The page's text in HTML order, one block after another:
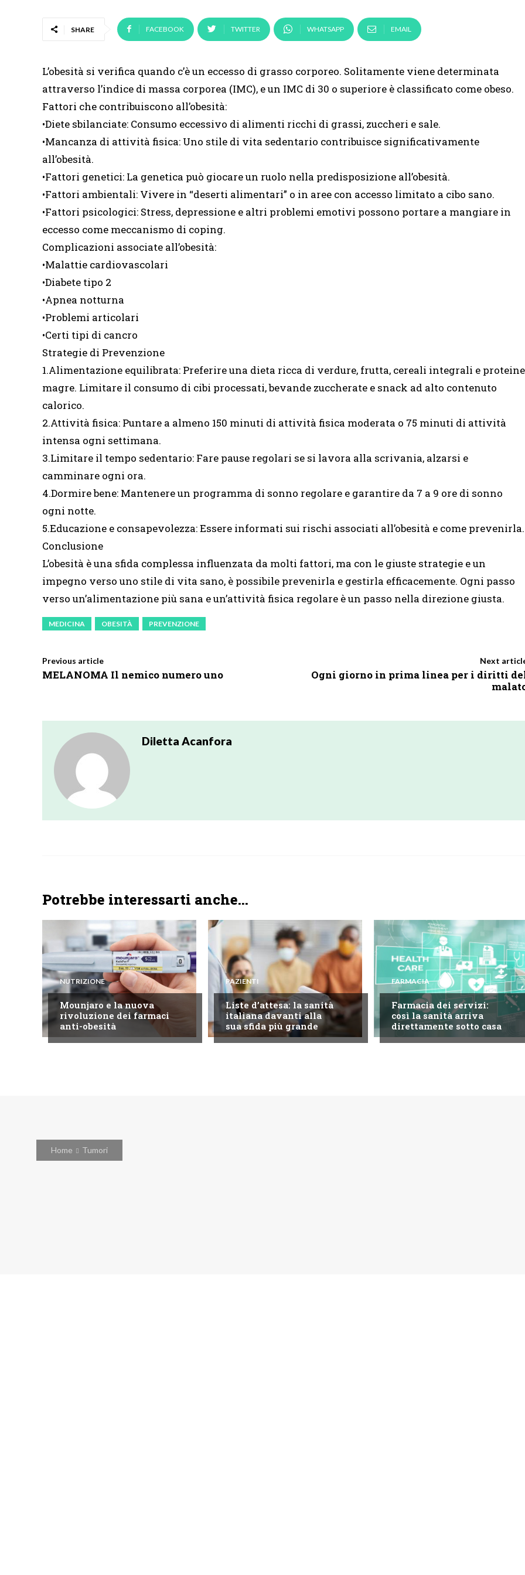
SHARE FACEBOOK TWITTER WHATSAPP EMAIL
L’obesità si verifica quando c’è un eccesso di grasso corporeo. Solitamente viene determinata
attraverso l’indice di massa corporea (IMC), e un IMC di 30 o superiore è classificato come obeso.
Fattori che contribuiscono all’obesità:
•Diete sbilanciate: Consumo eccessivo di alimenti ricchi di grassi, zuccheri e sale.
•Mancanza di attività fisica: Uno stile di vita sedentario contribuisce significativamente
all’obesità.
•Fattori genetici: La genetica può giocare un ruolo nella predisposizione all’obesità.
•Fattori ambientali: Vivere in “deserti alimentari” o in aree con accesso limitato a cibo sano.
•Fattori psicologici: Stress, depressione e altri problemi emotivi possono portare a mangiare in
eccesso come meccanismo di coping.
Complicazioni associate all’obesità:
•Malattie cardiovascolari
•Diabete tipo 2
•Apnea notturna
•Problemi articolari
•Certi tipi di cancro
Strategie di Prevenzione
1.Alimentazione equilibrata: Preferire una dieta ricca di verdure, frutta, cereali integrali e proteine
magre. Limitare il consumo di cibi processati, bevande zuccherate e snack ad alto contenuto
calorico.
2.Attività fisica: Puntare a almeno 150 minuti di attività fisica moderata o 75 minuti di attività
intensa ogni settimana.
3.Limitare il tempo sedentario: Fare pause regolari se si lavora alla scrivania, alzarsi e
camminare ogni ora.
4.Dormire bene: Mantenere un programma di sonno regolare e garantire da 7 a 9 ore di sonno
ogni notte.
5.Educazione e consapevolezza: Essere informati sui rischi associati all’obesità e come prevenirla.
Conclusione
L’obesità è una sfida complessa influenzata da molti fattori, ma con le giuste strategie e un
impegno verso uno stile di vita sano, è possibile prevenirla e gestirla efficacemente. Ogni passo
verso un’alimentazione più sana e un’attività fisica regolare è un passo nella direzione giusta.
MEDICINA OBESITÀ PREVENZIONE
Previous article
MELANOMA Il nemico numero uno
Next
Ogni giorno in prima linea per i diritti
Diletta Acanfora
Potrebbe interessarti anche...
NUTRIZIONE
Mounjaro e la nuova
rivoluzione dei farmaci
anti-obesità
PAZIENTI
Liste d’attesa: la sanità
italiana davanti alla
sua sfida più grande
FARMACIA
Farmacia dei servizi:
così la sanità arriva
direttamente sotto casa